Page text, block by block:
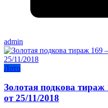
admin
Лото
Золотая подкова
от 25/11/2018